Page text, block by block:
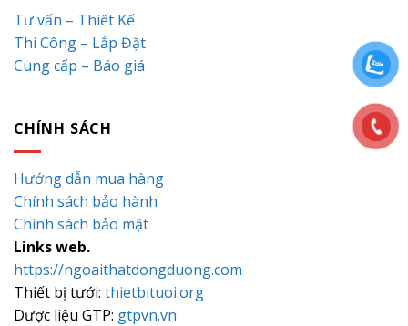
Tư vấn – Thiết Kế
Thi Công – Lắp Đặt
Cung cấp – Báo giá
CHÍNH SÁCH
Hướng dẫn mua hàng
Chính sách bảo hành
Chính sách bảo mật
Links web.
https://ngoaithatdongduong.com
Thiết bị tưới: thietbituoi.org
Dược liệu GTP: gtpvn.vn